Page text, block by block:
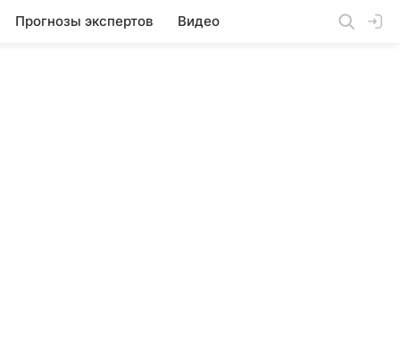
Прогнозы экспертов Видео